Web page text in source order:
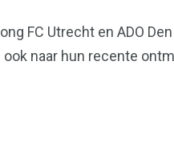
FC Utrecht en ADO
naar hun recente